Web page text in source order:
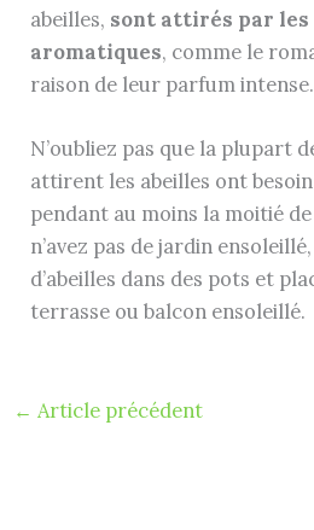
abeilles, sont attirés par les
aromatiques, comme le
raison de leur parfum intense.
N’oubliez pas que la plupart
attirent les abeilles ont
pendant au moins la moitié
n’avez pas de jardin
d’abeilles dans des pots et
terrasse ou balcon ensoleillé.
← Article précédent